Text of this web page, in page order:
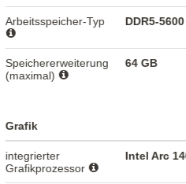
Arbeitsspeicher-Typ DDR5-5600
Speichererweiterung
(maximal)
64 GB
Grafik
integrierter
Grafikprozessor
Intel Arc